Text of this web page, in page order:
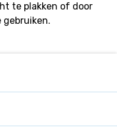
te plakken of door